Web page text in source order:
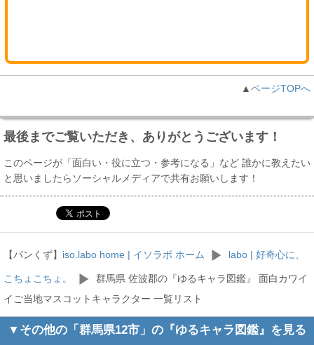
▲ページTOPへ
最後までご覧いただき、ありがとうございます！
このページが「面白い・役に立つ・参考になる」など 誰かに教えたい
と思いましたらソーシャルメディアで共有お願いします！
【パンくず】 iso.labo home | イソラボ ホーム labo | 好奇心に、
こちょこちょ。
群馬県 佐波郡の『ゆるキャラ図鑑』 面白カワイ
イご当地マスコットキャラクター 一覧リスト
▼その他の「群馬県12市」の『ゆるキャラ図鑑』を見る